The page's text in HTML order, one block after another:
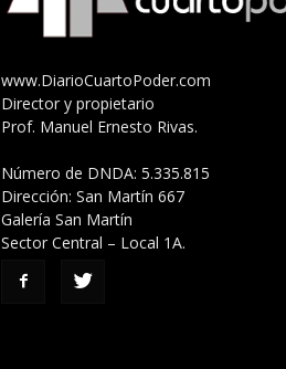
www.DiarioCuartoPoder.com
Director y propietario
Prof. Manuel Ernesto Rivas.
Número de DNDA: 5.335.815
Dirección: San Martín 667
Galería San Martín
Sector Central – Local 1A.